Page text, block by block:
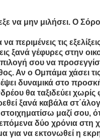
να μην μιλήσει. Ο
περιμένεις τις
ξανά γέφυρες στην
σου να
Αν ο Ομπάμα χάσει
δυναμικά στο
θα ταξιδεύει
ξανά καβάλα
μαζί σου,
δύο χρόνια στη
για να εκτονωθεί η